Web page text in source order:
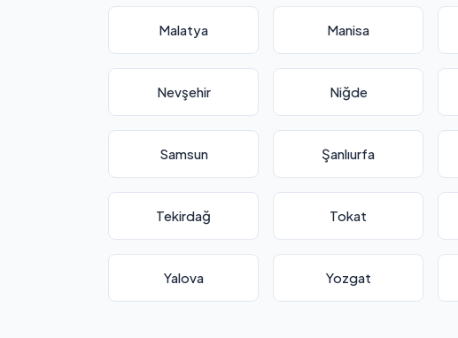
Malatya Manisa
Nevşehir Niğde
Samsun Şanlıurfa
Tekirdağ Tokat
Yalova Yozgat